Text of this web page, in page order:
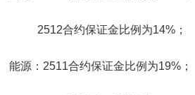
2512合约保证金比例为14%；
能源：2511合约保证金比例为19%；